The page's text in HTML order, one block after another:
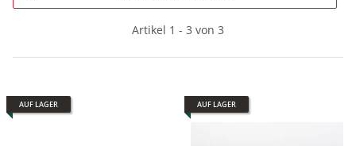
Artikel 1 - 3 von 3
AUF LAGER AUF LAGER